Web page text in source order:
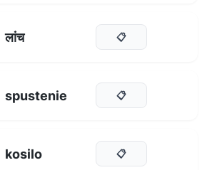
लांच 📋
spustenie 📋
kosilo 📋